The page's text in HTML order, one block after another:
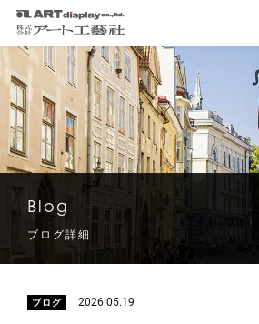
Blog
ブログ詳細
ブログ 2026.05.19